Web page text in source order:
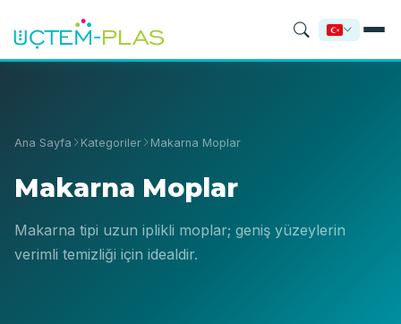
Ana Sayfa Kategoriler Makarna Moplar
Makarna Moplar
Makarna tipi uzun iplikli moplar; geniş yüzeylerin
verimli temizliği için idealdir.